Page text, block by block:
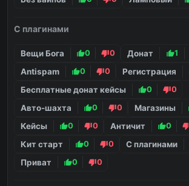
С плагинами
Вещи Бога 0 0 Донат 1
Antispam 0 0 Регистрация
Бесплатные донат кейсы 0 0
Авто-шахта 0 0 Магазины
Кейсы 0 0 Античит 0
Кит старт 0 0 С плагинами
Приват 0 0